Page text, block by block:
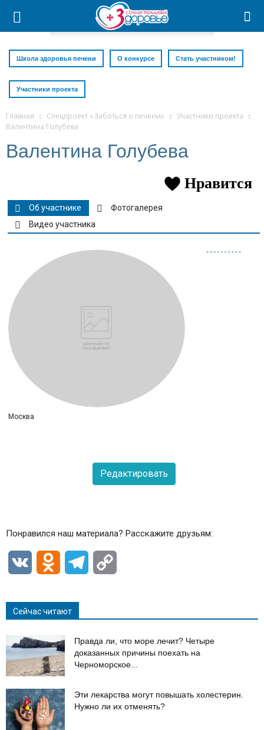
Школа здоровья печени О конкурсе Стать участником!
Участники проекта
Главная Спецпроект «Заботься о печени»
Участники проекта
Валентина Голубева
Валентина Голубева
Нравится
Об участнике
Фотогалерея
Видео участника
Москва
Редактировать
Понравился наш материала? Расскажите друзьям:
VK Odnoklassniki
Telegram
Сейчас читают
Правда ли, что море лечит? Четыре
доказанных причины поехать на
Черноморское...
Эти лекарства могут повышать холестерин.
Нужно ли их отменять?